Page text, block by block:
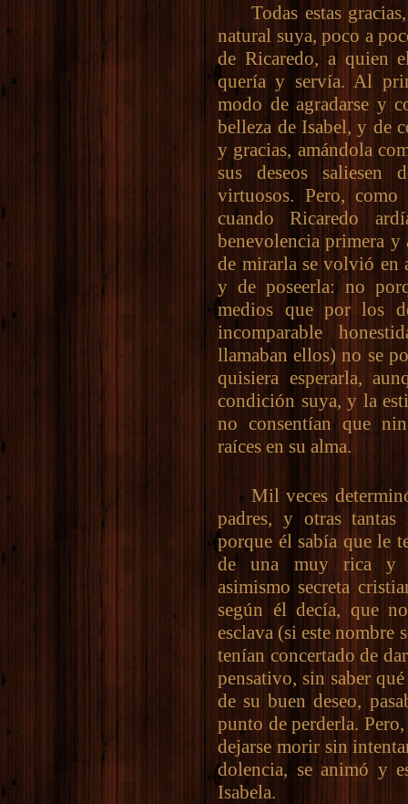
Todas estas gracias,
natural suya, poco a
de Ricaredo, a quien
quería y servía. Al
modo de agradarse y
belleza de Isabel, y de
y gracias, amándola
sus deseos saliesen
virtuosos. Pero,
cuando Ricaredo
benevolencia primera y
de mirarla se volvió en
y de poseerla: no
medios que por los
incomparable
llamaban ellos) no se
quisiera esperarla,
condición suya, y la
no consentían que
raíces en su alma.
Mil veces determinó
padres, y otras
porque él sabía que le
de una muy rica y
asimismo secreta
según él decía, que
esclava (si este nombre
tenían concertado de
pensativo, sin saber
de su buen deseo,
punto de perderla.
dejarse morir sin
dolencia, se animó y
Isabela.